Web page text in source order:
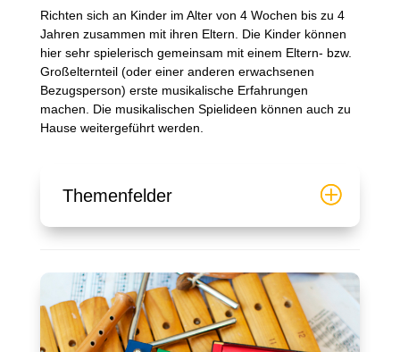
Richten sich an Kinder im Alter von 4 Wochen bis zu 4
Jahren zusammen mit ihren Eltern. Die Kinder können
hier sehr spielerisch gemeinsam mit einem Eltern- bzw.
Großelternteil (oder einer anderen erwachsenen
Bezugsperson) erste musikalische Erfahrungen
machen. Die musikalischen Spielideen können auch zu
Hause weitergeführt werden.
Themenfelder